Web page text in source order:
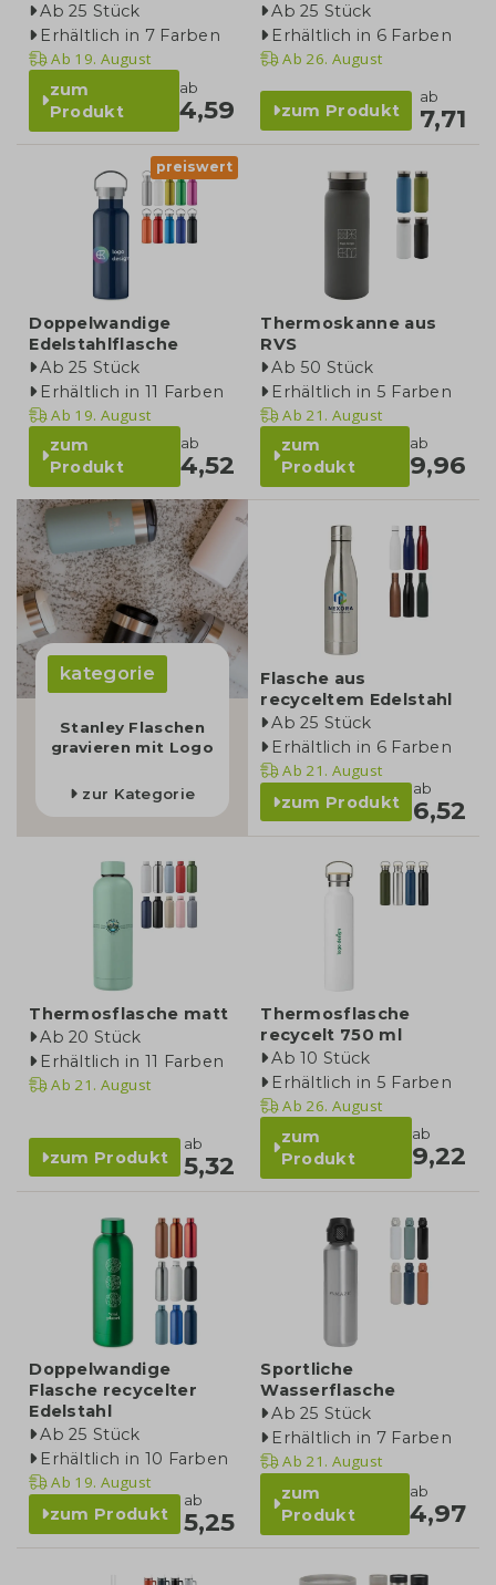
Ab 25 Stück
Erhältlich in 7 Farben
Ab 19. August
zum
Produkt
ab
4,59
Ab 25 Stück
Erhältlich in 6 Farben
Ab 26. August
zum Produkt
ab
7,71
preiswert
Doppelwandige
Edelstahlflasche
Ab 25 Stück
Erhältlich in 11 Farben
Ab 19. August
zum
Produkt
ab
4,52
Thermoskanne aus
RVS
Ab 50 Stück
Erhältlich in 5 Farben
Ab 21. August
zum
Produkt
ab
9,96
kategorie
Stanley Flaschen
gravieren mit Logo
zur Kategorie
Flasche aus
recyceltem Edelstahl
Ab 25 Stück
Erhältlich in 6 Farben
Ab 21. August
zum Produkt
ab
6,52
Thermosflasche matt
Ab 20 Stück
Erhältlich in 11 Farben
Ab 21. August
zum Produkt
ab
5,32
Thermosflasche
recycelt 750 ml
Ab 10 Stück
Erhältlich in 5 Farben
Ab 26. August
zum
Produkt
ab
9,22
Doppelwandige
Flasche recycelter
Edelstahl
Ab 25 Stück
Erhältlich in 10 Farben
Ab 19. August
zum Produkt
ab
5,25
Sportliche
Wasserflasche
Ab 25 Stück
Erhältlich in 7 Farben
Ab 21. August
zum
Produkt
ab
4,97